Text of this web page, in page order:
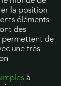
la position
éléments
des
permettent de
une très
à